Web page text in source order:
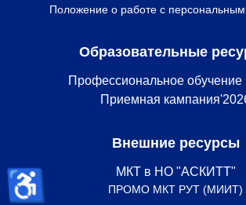
Положение о работе с
Образовательные
Профессиональное
Приемная
Внешние ресурсы
МКТ в НО "АСКИТТ"
ПРОМО МКТ РУТ (МИИТ)